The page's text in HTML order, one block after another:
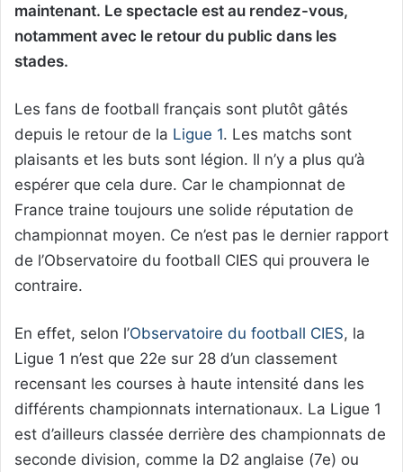
maintenant. Le spectacle est au rendez-vous,
notamment avec le retour du public dans les
stades.
Les fans de football français sont plutôt gâtés
depuis le retour de la Ligue 1. Les matchs sont
plaisants et les buts sont légion. Il n’y a plus qu’à
espérer que cela dure. Car le championnat de
France traine toujours une solide réputation de
championnat moyen. Ce n’est pas le dernier rapport
de l’Observatoire du football CIES qui prouvera le
contraire.
En effet, selon l’Observatoire du football CIES, la
Ligue 1 n’est que 22e sur 28 d’un classement
recensant les courses à haute intensité dans les
différents championnats internationaux. La Ligue 1
est d’ailleurs classée derrière des championnats de
seconde division, comme la D2 anglaise (7e) ou